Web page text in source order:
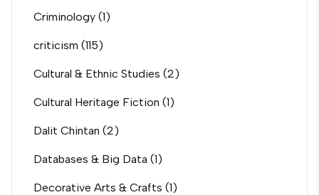
Criminology (1)
criticism (115)
Cultural & Ethnic Studies (2)
Cultural Heritage Fiction (1)
Dalit Chintan (2)
Databases & Big Data (1)
Decorative Arts & Crafts (1)